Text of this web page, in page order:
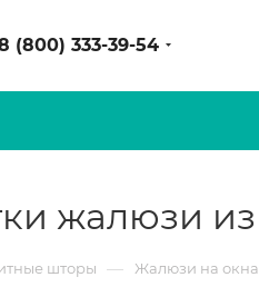
(800) 333-39-54
жалюзи
шторы — Жалюзи на окна